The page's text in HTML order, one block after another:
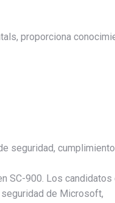
proporciona
seguridad,
SC-900. Los
de Microsoft,